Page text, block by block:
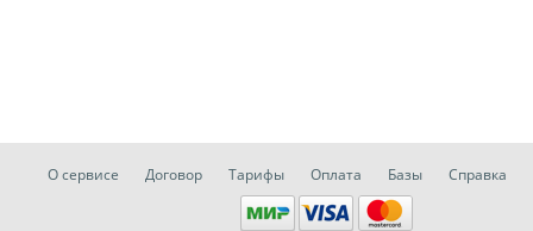
О сервисе Договор Тарифы Оплата Базы Справка